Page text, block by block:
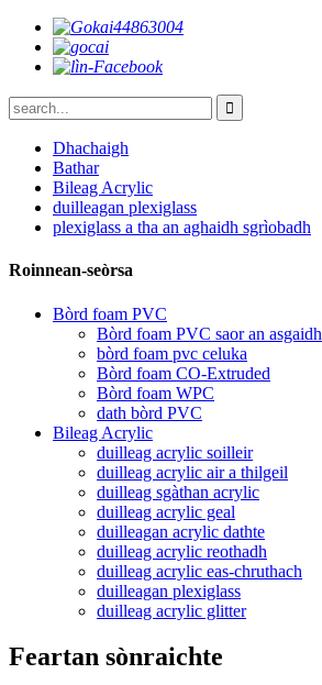
Dhachaigh
Bathar
Bileag Acrylic
duilleagan plexiglass
plexiglass a tha an aghaidh sgrìobadh
Roinnean-seòrsa
Bòrd foam PVC
Bòrd foam PVC saor an asgaidh
bòrd foam pvc celuka
Bòrd foam CO-Extruded
Bòrd foam WPC
dath bòrd PVC
Bileag Acrylic
duilleag acrylic soilleir
duilleag acrylic air a thilgeil
duilleag sgàthan acrylic
duilleag acrylic geal
duilleagan acrylic dathte
duilleag acrylic reothadh
duilleag acrylic eas-chruthach
duilleagan plexiglass
duilleag acrylic glitter
Feartan sònraichte